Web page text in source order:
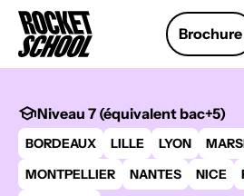
Brochure
Niveau 7 (équivalent bac+5)
BORDEAUX LILLE LYON
MONTPELLIER
NANTES NICE
Panneau de gestion des cookies